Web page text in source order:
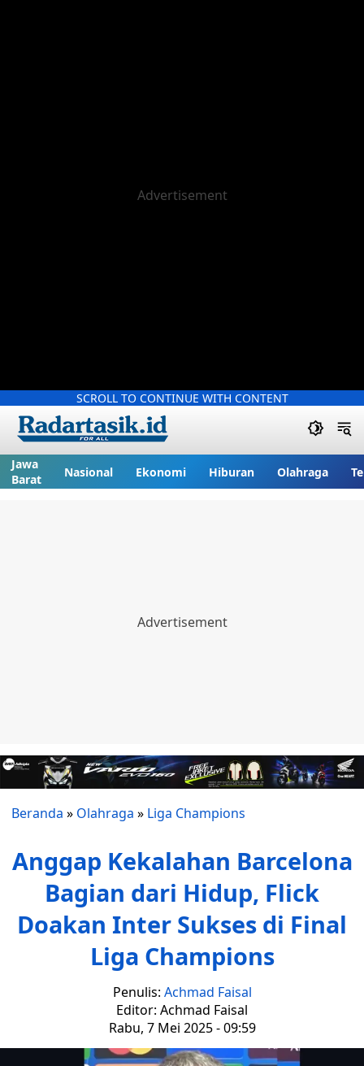
SCROLL TO CONTINUE WITH CONTENT
Jawa
Barat
Nasional Ekonomi Hiburan Olahraga
Beranda » Olahraga » Liga Champions
Anggap Kekalahan Barcelona
Bagian dari Hidup, Flick
Doakan Inter Sukses di Final
Liga Champions
Penulis: Achmad Faisal
Editor: Achmad Faisal
Rabu, 7 Mei 2025 - 09:59